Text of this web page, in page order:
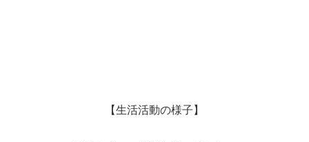
【生活活動の様子】